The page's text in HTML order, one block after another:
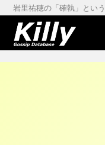
岩里祐穂の「確執」とい